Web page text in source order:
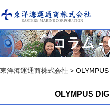
コラム -
東洋海運通商株式会社 >
OLYMPUS